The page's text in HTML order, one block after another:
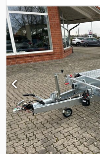
195/55r10c, Naginjajući auto
model CAR KEEPER
većinu putničkih vozila,
koja se lako mogu utovariti.
autotransportera uključuje
sistemom za podizanje
perforirani profili, prstenovi
nosačem, teleskopske
toplo pocinkovana površina,
i tehnički podaci nalaze se u
automobila možete dobiti i
Al Ajha Povoljno nudimo i
cerada i konstrukcija za
za alat, trake za vezivanje
i zaštitu od krađe.